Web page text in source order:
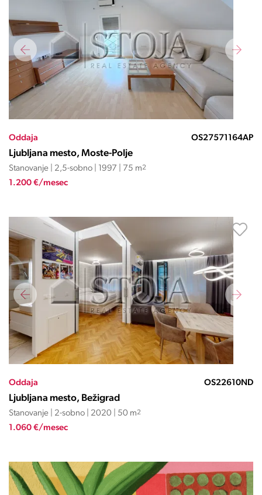
Oddaja OS27571164AP
Ljubljana mesto, Moste-Polje
Stanovanje | 2,5-sobno | 1997 | 75 m2
1.200 €/mesec
Oddaja OS22610ND
Ljubljana mesto, Bežigrad
Stanovanje | 2-sobno | 2020 | 50 m2
1.060 €/mesec